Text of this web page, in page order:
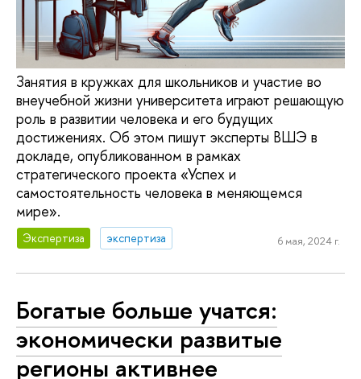
Занятия в кружках для школьников и участие во
внеучебной жизни университета играют решающую
роль в развитии человека и его будущих
достижениях. Об этом пишут эксперты ВШЭ в
докладе, опубликованном в рамках
стратегического проекта «Успех и
самостоятельность человека в меняющемся
мире».
Экспертиза экспертиза 6 мая, 2024 г.
Богатые больше учатся:
экономически развитые
регионы активнее